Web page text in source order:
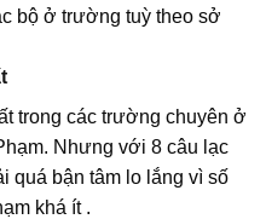
bộ ở trường tuỳ theo sở
trong các trường chuyên ở
Nhưng với 8 câu lạc
quá bận tâm lo lắng vì số
khá ít .